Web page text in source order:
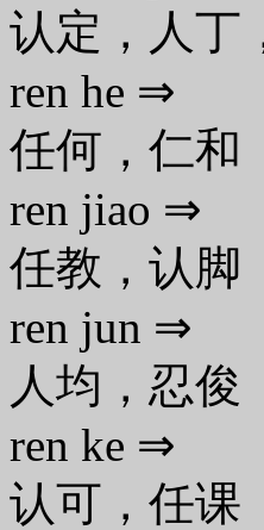
认定，人丁
ren he ⇒
任何，仁和
ren jiao ⇒
任教，认脚
ren jun ⇒
人均，忍俊
ren ke ⇒
认可，任课